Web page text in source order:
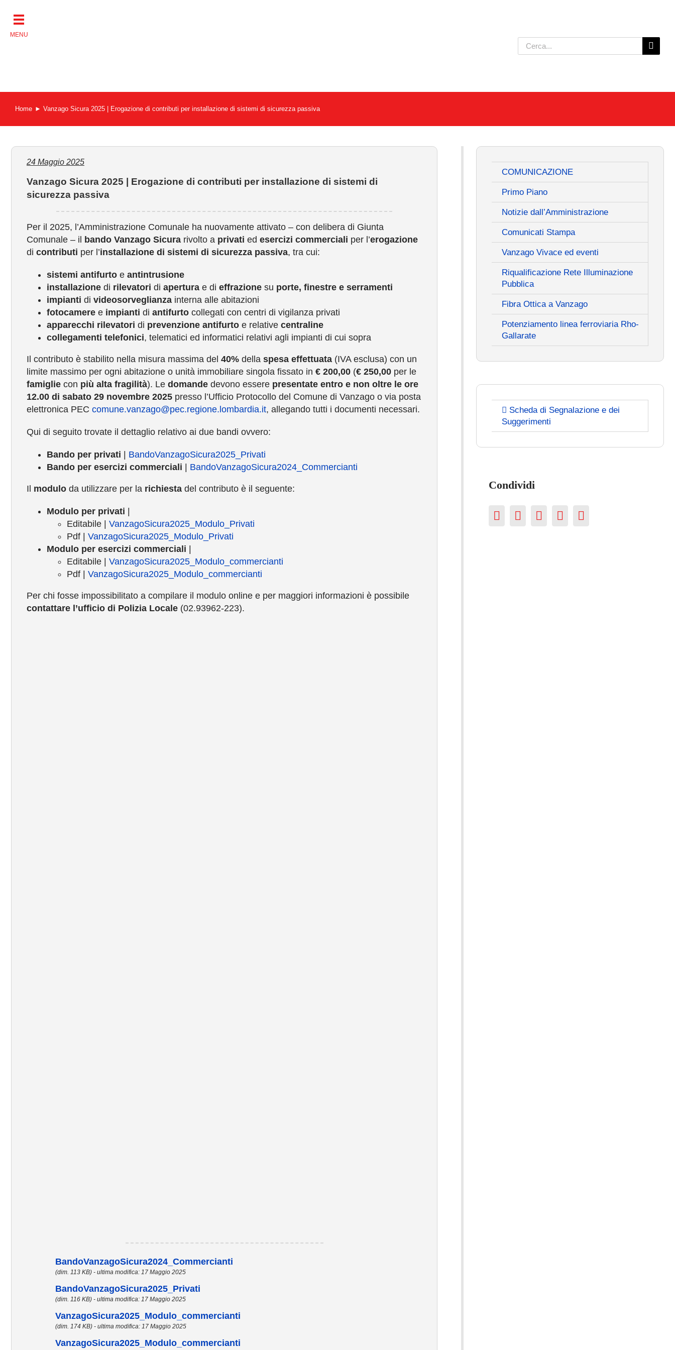
contenuto
Cerca
per:
Home Vanzago Sicura 2025 | Erogazione di contributi per installazione di sistemi di sicurezza passiva
24 Maggio 2025
Vanzago Sicura 2025 | Erogazione di contributi per installazione di sistemi di
sicurezza passiva
Per il 2025, l’Amministrazione Comunale ha nuovamente attivato – con delibera di Giunta
Comunale – il bando Vanzago Sicurarivolto a privati ed esercizi commerciali per l’erogazione
di contributi per l’installazione di sistemi di sicurezza passiva, tra cui:
sistemi antifurto e antintrusione
installazionedi rilevatori di aperturae di effrazionesu porte, finestre e serramenti
impianti di videosorveglianzainterna alle abitazioni
fotocameree impianti di antifurtocollegati con centri di vigilanza privati
apparecchi rilevatori di prevenzione antifurtoe relative centraline
collegamenti telefonici, telematici ed informatici relativi agli impianti di cui sopra
Il contributo è stabilito nella misura massima del 40% della spesa effettuata(IVA esclusa) con un
limite massimo per ogni abitazione o unità immobiliare singola fissato in € 200,00 (€ 250,00 per le
famiglie con più alta fragilità). Le domandedevono essere presentate entro e non oltre le ore
12.00 di sabato 29 novembre 2025 presso l’Ufficio Protocollo del Comune di Vanzago o via posta
elettronica PEC comune.vanzago@pec.regione.lombardia.it, allegando tutti i documenti necessari.
Qui di seguito trovate il dettaglio relativo ai due bandi ovvero:
Bando per privati | BandoVanzagoSicura2025_Privati
Bando per esercizi commerciali | BandoVanzagoSicura2024_Commercianti
Il moduloda utilizzare per la richiestadel contributo è il seguente:
Modulo per privati |
Editabile | VanzagoSicura2025_Modulo_Privati
Pdf | VanzagoSicura2025_Modulo_Privati
Modulo per esercizi commerciali |
Editabile | VanzagoSicura2025_Modulo_commercianti
Pdf | VanzagoSicura2025_Modulo_commercianti
Per chi fosse impossibilitato a compilare il modulo online e per maggiori informazioni è possibile
contattare l’ufficio di Polizia Locale(02.93962-223).
BandoVanzagoSicura2024_Commercianti
(dim. 113 KB) - ultima modifica: 17 Maggio 2025
BandoVanzagoSicura2025_Privati
(dim. 116 KB) - ultima modifica: 17 Maggio 2025
VanzagoSicura2025_Modulo_commercianti
(dim. 174 KB) - ultima modifica: 17 Maggio 2025
VanzagoSicura2025_Modulo_commercianti
COMUNICAZIONE
Primo Piano
Notizie dall’Amministrazione
Comunicati Stampa
Vanzago Vivace ed eventi
Riqualificazione Rete Illuminazione
Pubblica
Fibra Ottica a Vanzago
Potenziamento linea ferroviaria Rho-
Gallarate
Scheda di Segnalazione e dei
Suggerimenti
Condividi